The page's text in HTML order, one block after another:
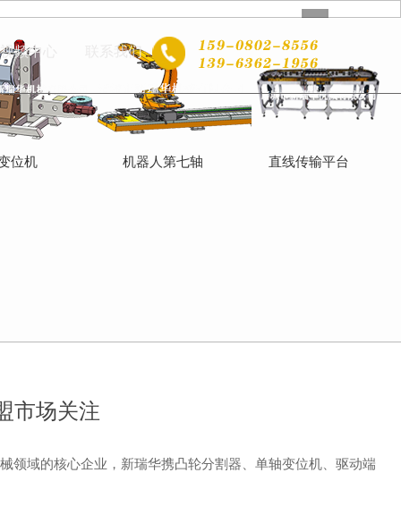
视频中心 联系我们
位机 机器人第七轴 直线传输平台
市场关注
领域的核心企业，新瑞华携凸轮分割器、单轴变位机、驱动端